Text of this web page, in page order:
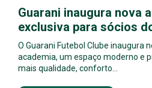
Guarani inaugura nova
exclusiva para sócios
O Guarani Futebol Clube inaugura
academia, um espaço moderno e
mais qualidade, conforto…